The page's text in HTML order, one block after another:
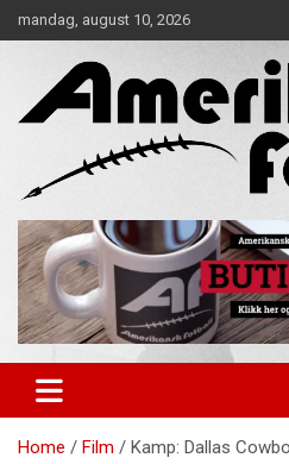
to
mandag, august 10, 2026
Amerikansk
Home Film Kamp: Dallas